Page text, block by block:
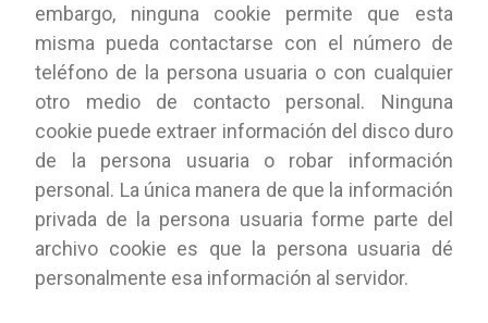
embargo, ninguna cookie permite que esta
misma pueda contactarse con el número de
teléfono de la persona usuaria o con cualquier
otro medio de contacto personal. Ninguna
cookie puede extraer información del disco duro
de la persona usuaria o robar información
personal. La única manera de que la información
privada de la persona usuaria forme parte del
archivo cookie es que la persona usuaria dé
personalmente esa información al servidor.